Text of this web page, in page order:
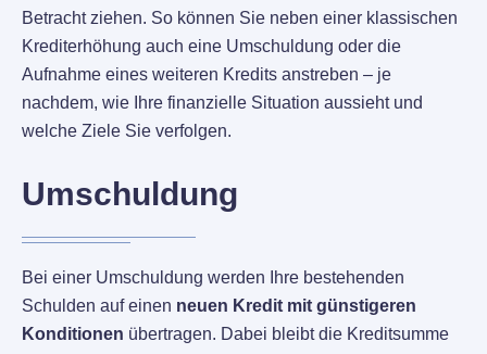
Betracht ziehen. So können Sie neben einer klassischen
Krediterhöhung auch eine Umschuldung oder die
Aufnahme eines weiteren Kredits anstreben – je
nachdem, wie Ihre finanzielle Situation aussieht und
welche Ziele Sie verfolgen.
Umschuldung
Bei einer Umschuldung werden Ihre bestehenden
Schulden auf einen neuen Kredit mit günstigeren
Konditionen übertragen. Dabei bleibt die Kreditsumme